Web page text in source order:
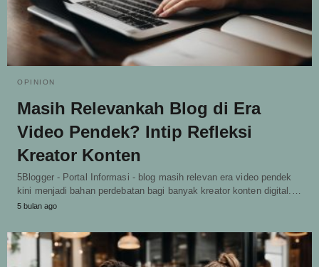
OPINION
Masih Relevankah Blog di Era
Video Pendek? Intip Refleksi
Kreator Konten
5Blogger - Portal Informasi - blog masih relevan era video pendek
kini menjadi bahan perdebatan bagi banyak kreator konten digital.…
5 bulan ago